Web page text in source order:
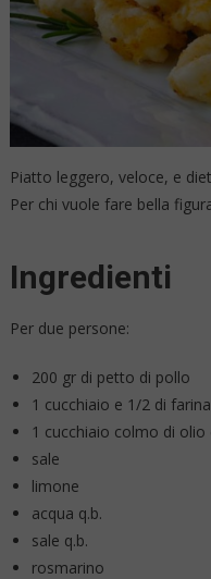
Piatto leggero, veloce, e
Per chi vuole fare bella
Ingredienti
Per due persone:
200 gr di petto di pollo
1 cucchiaio e 1/2 di
1 cucchiaio colmo di olio
sale
limone
acqua q.b.
sale q.b.
rosmarino